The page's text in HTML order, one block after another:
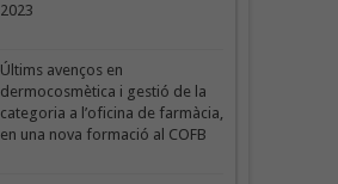
2023
Últims avenços en
dermocosmètica i gestió de la
categoria a l’oficina de farmàcia,
en una nova formació al COFB